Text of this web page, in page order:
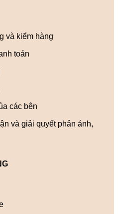
và kiểm hàng
toán
các bên
và giải quyết phản ánh,